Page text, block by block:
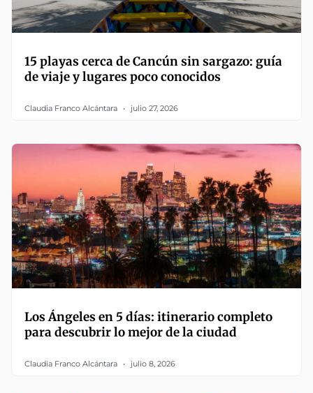
15 playas cerca de Cancún sin sargazo: guía
de viaje y lugares poco conocidos
Claudia Franco Alcántara julio 27, 2026
Los Ángeles en 5 días: itinerario completo
para descubrir lo mejor de la ciudad
Claudia Franco Alcántara julio 8, 2026